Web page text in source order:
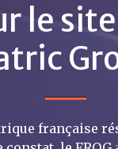
le
française